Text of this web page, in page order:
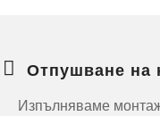
Отпушване на
Изпълняваме